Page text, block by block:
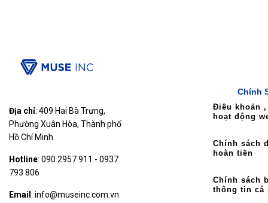
Địa chỉ: 409 Hai Bà Trưng,
Phường Xuân Hòa, Thành phố
Hồ Chí Minh
Hotline: 090 2957 911 - 0937
793 806
Email: info@museinc.com.vn
Chính
Điều khoản
hoạt động
Chính sách
hoàn tiền
Chính sách
thông tin cá